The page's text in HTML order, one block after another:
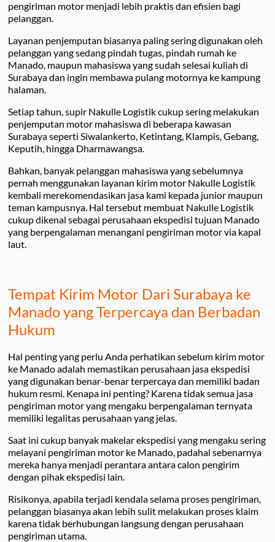
pengiriman motor menjadi lebih praktis dan efisien bagi
pelanggan.
Layanan penjemputan biasanya paling sering digunakan oleh
pelanggan yang sedang pindah tugas, pindah rumah ke
Manado, maupun mahasiswa yang sudah selesai kuliah di
Surabaya dan ingin membawa pulang motornya ke kampung
halaman.
Setiap tahun, supir Nakulle Logistik cukup sering melakukan
penjemputan motor mahasiswa di beberapa kawasan
Surabaya seperti Siwalankerto, Ketintang, Klampis, Gebang,
Keputih, hingga Dharmawangsa.
Bahkan, banyak pelanggan mahasiswa yang sebelumnya
pernah menggunakan layanan kirim motor Nakulle Logistik
kembali merekomendasikan jasa kami kepada junior maupun
teman kampusnya. Hal tersebut membuat Nakulle Logistik
cukup dikenal sebagai perusahaan ekspedisi tujuan Manado
yang berpengalaman menangani pengiriman motor via kapal
laut.
Tempat Kirim Motor Dari Surabaya ke
Manado yang Terpercaya dan Berbadan
Hukum
Hal penting yang perlu Anda perhatikan sebelum kirim motor
ke Manado adalah memastikan perusahaan jasa ekspedisi
yang digunakan benar-benar terpercaya dan memiliki badan
hukum resmi. Kenapa ini penting? Karena tidak semua jasa
pengiriman motor yang mengaku berpengalaman ternyata
memiliki legalitas perusahaan yang jelas.
Saat ini cukup banyak makelar ekspedisi yang mengaku sering
melayani pengiriman motor ke Manado, padahal sebenarnya
mereka hanya menjadi perantara antara calon pengirim
dengan pihak ekspedisi lain.
Risikonya, apabila terjadi kendala selama proses pengiriman,
pelanggan biasanya akan lebih sulit melakukan proses klaim
karena tidak berhubungan langsung dengan perusahaan
pengiriman utama.